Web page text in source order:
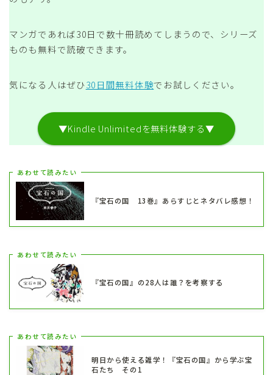
マンガであれば30日で数十冊読めてしまうので、シリーズ
ものも無料で読破できます。
気になる人はぜひ30日間無料体験でお試しください。
▼Kindle Unlimitedを無料体験する▼
あわせて読みたい
『宝石の国 13巻』あらすじとネタバレ感想！
あわせて読みたい
『宝石の国』の28人は誰？を考察する
あわせて読みたい
明日から使える雑学！『宝石の国』から学ぶ宝
石たち その1